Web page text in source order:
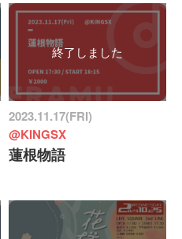
終了しました
2023.11.17(FRI)
@KINGSX
蓮根物語